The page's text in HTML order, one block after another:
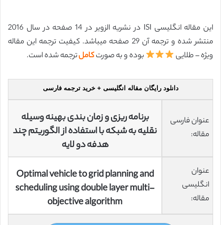
این مقاله انگلیسی ISI در نشریه الزویر در 14 صفحه در سال 2016
منتشر شده و ترجمه آن 29 صفحه میباشد. کیفیت ترجمه این مقاله
ویژه – طلایی
بوده و به صورتکاملترجمه شده است.
دانلود رایگان مقاله انگلیسی + خرید ترجمه فارسی
عنوان فارسی
مقاله:
برنامه ریزی و زمان بندی بهینه وسیله
نقلیه به شبکه با استفاده از الگوریتم چند
هدفه دو لایه
عنوان
انگلیسی
مقاله:
Optimal vehicle to grid planning and
scheduling using double layer multi-
objective algorithm